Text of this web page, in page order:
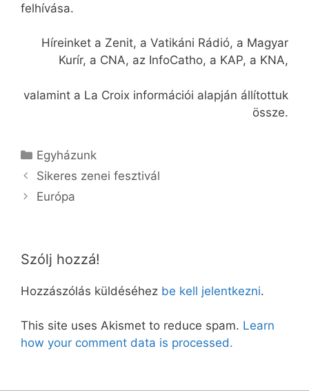
felhívása.
Híreinket a Zenit, a Vatikáni Rádió, a Magyar
Kurír, a CNA, az InfoCatho, a KAP, a KNA,
valamint a La Croix információi alapján állítottuk
össze.
Kategória
Egyházunk
Sikeres zenei fesztivál
Európa
Szólj hozzá!
Hozzászólás küldéséhez be kell jelentkezni.
This site uses Akismet to reduce spam. Learn
how your comment data is processed.